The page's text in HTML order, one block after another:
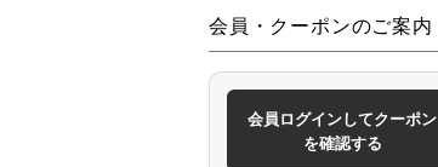
会員・クーポンのご案内
会員ログインしてクーポン
を確認する